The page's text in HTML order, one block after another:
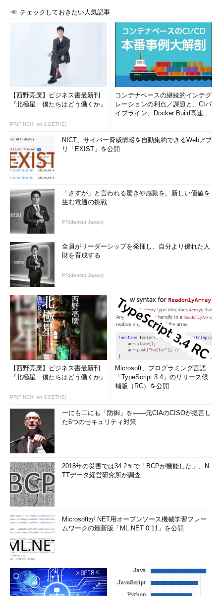
そこで、本稿ではコマンドプロンプトをワンクリックで［管理
者として実行］で実行できる方法を紹介する。
管理者モードで実行するには、スタートメニューまたはタスク
バーに表示されているコマンドプロンプトのアイコンを［Ctrl］
＋［Shift］キーを押しながらクリックすればよい。［ユーザー
アカウント制御］のダイアログが現われるので、ここで［はい］
タスクバーの［コマンド プロンプト］
アイコン
管理者モードで実行するには、ここで
［Ctrl］＋［Shift］キーを押しながらク
リックする。［タスク バーに表示す
る］で常時表示させたアイコンだけでな
く、通常に実行した際に表示されるタス
クバーのコマンドプロンプトのアイコン
でも、［Ctrl］＋［Shift］キーを押しな
がらクリックすれば管理者モードで実行
できる。
（1）［Ctrl］＋［Shift］キーを押し
ながらこのアイコンをクリックすると、
管理者モードでコマンドプロンプトを起
動できる。
通常モードで起動したコマンドプロンプトでコマンドを実行し
た際に「操作に必要な特権がないため、ツールを開始できませ
ん。」といったようなエラーメッセージが表示された場合でも、
タスクバーの［コマンドプロンプト］アイコンを［Ctrl］＋
［Shift］キーを押しながらクリックすれば、管理者モードでコマ
ンドプロンプトを起動できる。いちいち［スタート］メニューの
ンテキストメニューを表示させ、ポップアップメニューから［管
理者として実行］を選択する必要はないので、素早く作業が続行
できる。
なお、スタートメニューやタスクバーにコマンドプロンプトの
アイコンを表示させたり、それを右クリックして管理者モードで
起動する方法はWindows VistaやWindows Server 2008でも同様
に可能だが、［Ctrl］＋［Shift］キーを押しながらクリックして
管理者モードで起動する方法は、Windows 7およびWindows
Server 2008 R2以降でのみ可能である。ちなみにこの方法はコマ
ンドプロンプト以外のプログラムでも有効だが、起動時に手動で
昇格する必要のあるプログラムはほとんどないので、あまり意味
はない。
■この記事と関連性の高い別の記事
プログラムを［プログラムとファイルの検索］の入力ボ
チェックしておきたい人気記事
【西野亮廣】ビジネス書最新刊
『北極星 僕たちはどう働くか』
PR(FINCHI on GOETHE)
コンテナベースの継続的インテグ
レーションの利点／課題と、CIパ
イプライン、Docker Build高速化
NICT、サイバー脅威情報を自動集約できるWebアプ
リ「EXIST」を公開
「さすが」と言われる驚きや感動を。新しい価値を
生む電通の挑戦
PR(dentsu Japan)
全員がリーダーシップを発揮し、自分より優れた人
財を育成する
PR(dentsu Japan)
【西野亮廣】ビジネス書最新刊
『北極星 僕たちはどう働くか』
PR(FINCHI on GOETHE)
Microsoft、プログラミング言語
「TypeScript 3.4」のリリース候
補版（RC）を公開
一にも二にも「防御」を――元CIAのCISOが提言し
た6つのセキュリティ対策
2018年の災害では34.2％で「BCPが機能した」、N
TTデータ経営研究所が調査
Microsoftが.NET用オープンソース機械学習フレー
ムワークの最新版「ML.NET 0.11」を公開